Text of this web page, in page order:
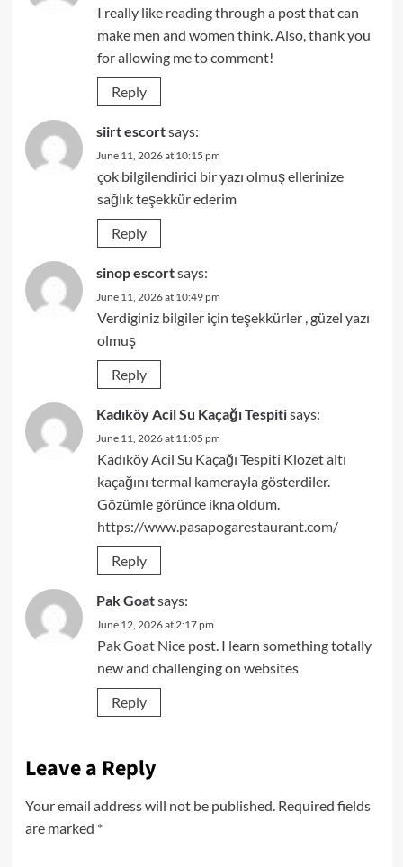
I really like reading through a post that can
make men and women think. Also, thank you
for allowing me to comment!
Reply
siirt escortsays:
June 11, 2026 at 10:15 pm
çok bilgilendirici bir yazı olmuş ellerinize
sağlık teşekkür ederim
Reply
sinop escortsays:
June 11, 2026 at 10:49 pm
Verdiginiz bilgiler için teşekkürler , güzel yazı
olmuş
Reply
Kadıköy Acil Su Kaçağı Tespitisays:
June 11, 2026 at 11:05 pm
Kadıköy Acil Su Kaçağı Tespiti Klozet altı
kaçağını termal kamerayla gösterdiler.
Gözümle görünce ikna oldum.
https://www.pasapogarestaurant.com/
Reply
Pak Goatsays:
June 12, 2026 at 2:17 pm
Pak GoatNice post. I learn something totally
new and challenging on websites
Reply
Leave a Reply
Your email address will not be published. Required fields
are marked *